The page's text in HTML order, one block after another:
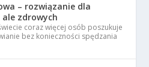
– rozwiązanie dla
zdrowych
coraz więcej osób poszukuje
bez konieczności spędzania